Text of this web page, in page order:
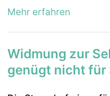
Mehr erfahren
Widmung zur
genügt nicht für